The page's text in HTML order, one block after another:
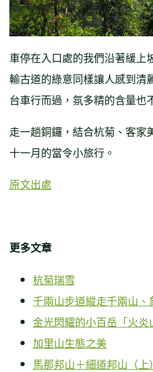
車停在入口處的我們沿著緩上
輸古道的綠意同樣讓人感到清
台車行而過，氛多精的含量也
走一趟銅鑼，結合杭菊、客家
十一月的當令小旅行。
原文出處
更多文章
杭菊瑞雪
千兩山步道縱走千兩山、
金光閃耀的小百岳「火炎
加里山生態之美
馬那邦山＋細道邦山（上）